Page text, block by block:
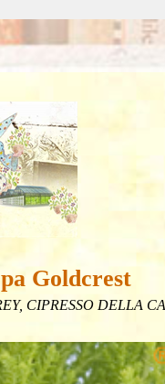
Goldcrest
CIPRESSO DELLA